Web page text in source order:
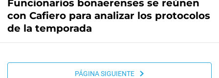
Funcionarios bonaerenses se reúnen
con Cafiero para analizar los protocolos
de la temporada
PÁGINA SIGUIENTE